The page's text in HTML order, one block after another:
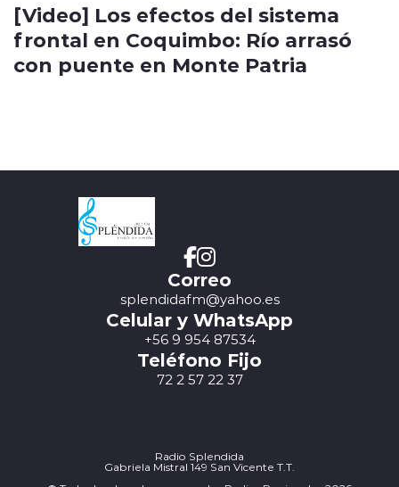
[Video] Los efectos del sistema
frontal en Coquimbo: Río arrasó
con puente en Monte Patria
Correo
splendidafm@yahoo.es
Celular y WhatsApp
+56 9 954 87534
Teléfono Fijo
72 2 57 22 37
Radio Splendida
Gabriela Mistral 149 San Vicente T.T.